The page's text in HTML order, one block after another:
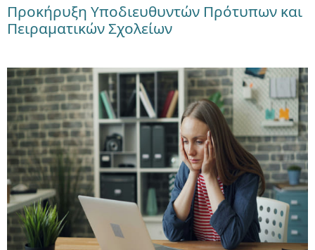
Προκήρυξη Υποδιευθυντών Πρότυπων και
Πειραματικών Σχολείων